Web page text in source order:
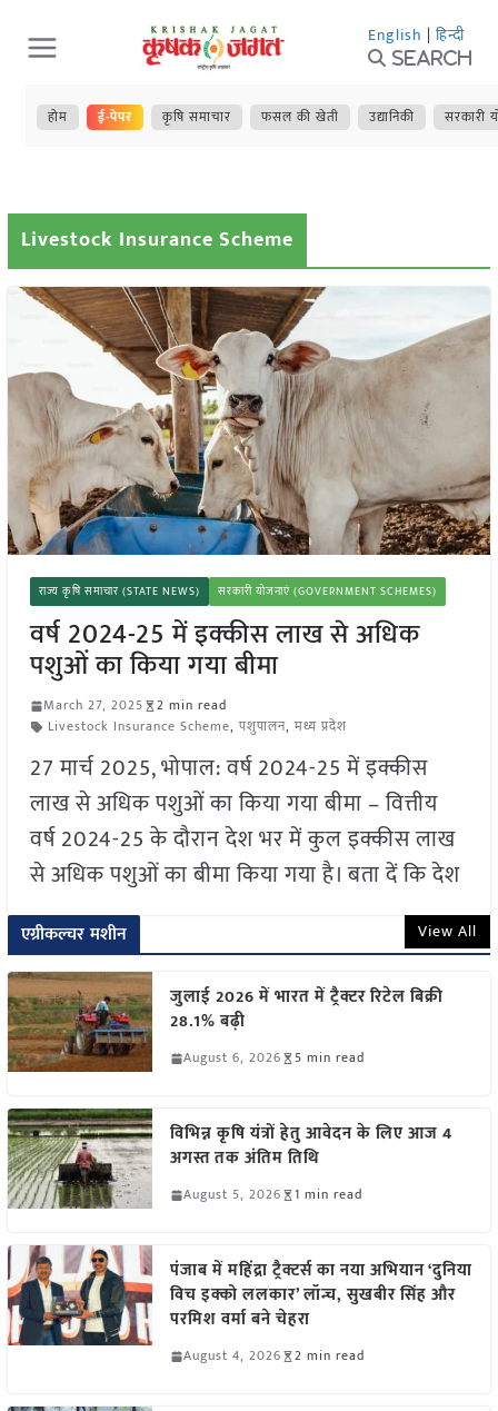
Skip
to
content
English | हिन्दी
Search
होम ई-पेपर कृषि समाचार फसल की खेती उद्यानिकी सरकारी
Livestock Insurance Scheme
राज्य कृषि समाचार (STATE NEWS) सरकारी योजनाएं (GOVERNMENT SCHEMES)
वर्ष 2024-25 में इक्कीस लाख से अधिक
पशुओं का किया गया बीमा
March 27, 2025
2 min read
Livestock Insurance Scheme, पशुपालन, मध्य प्रदेश
27 मार्च 2025, भोपाल: वर्ष 2024-25 में इक्कीस
लाख से अधिक पशुओं का किया गया बीमा – वित्तीय
वर्ष 2024-25 के दौरान देश भर में कुल इक्कीस लाख
से अधिक पशुओं का बीमा किया गया है। बता दें कि देश
एग्रीकल्चर मशीन View All
जुलाई 2026 में भारत में ट्रैक्टर रिटेल बिक्री
28.1% बढ़ी
August 6, 2026 5 min read
विभिन्न कृषि यंत्रों हेतु आवेदन के लिए आज 4
अगस्त तक अंतिम तिथि
August 5, 2026 1 min read
पंजाब में महिंद्रा ट्रैक्टर्स का नया अभियान ‘दुनिया
विच इक्को ललकार’ लॉन्च, सुखबीर सिंह और
परमिश वर्मा बने चेहरा
August 4, 2026 2 min read